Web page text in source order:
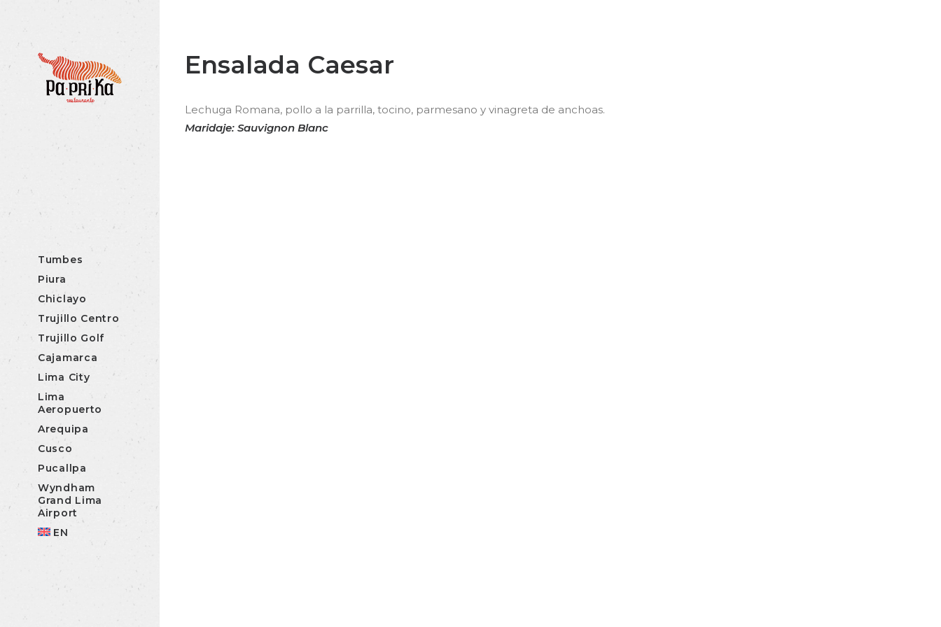
Tumbes
Piura
Chiclayo
Trujillo Centro
Trujillo Golf
Cajamarca
Lima City
Lima
Aeropuerto
Arequipa
Cusco
Pucallpa
Wyndham
Grand Lima
Airport
EN
Ensalada Caesar
Lechuga Romana, pollo a la parrilla, tocino, parmesano y vinagreta de anchoas.
Maridaje: Sauvignon Blanc